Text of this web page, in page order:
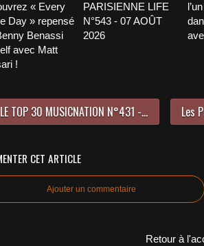
« Every
Day » repensé
Benassi
avec Matt
!
PARISIENNE LIFE
N°543 - 07 AOÛT
2026
LE TOP 30 MUSICNATION N°431 - 17 SEPTEMBRE 2023
CET ARTICLE
Ajouter un commentaire
Retour à